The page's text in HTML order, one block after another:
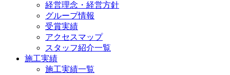
経営理念・経営方針
グループ情報
受賞実績
アクセスマップ
スタッフ紹介一覧
施工実績
施工実績一覧